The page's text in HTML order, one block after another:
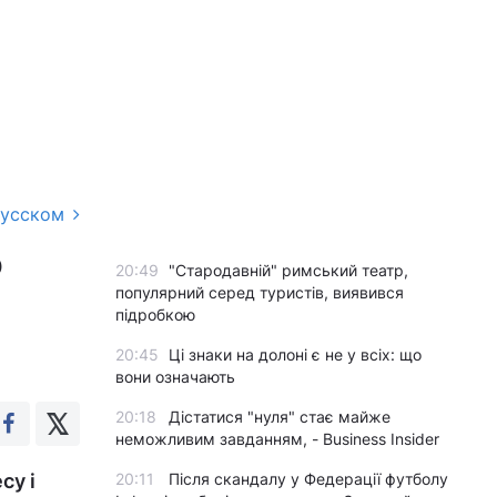
і
20:49
"Стародавній" римський театр,
популярний серед туристів, виявився
підробкою
20:45
Ці знаки на долоні є не у всіх: що
вони означають
20:18
Дістатися "нуля" стає майже
неможливим завданням, - Business Insider
20:11
Після скандалу у Федерації футболу